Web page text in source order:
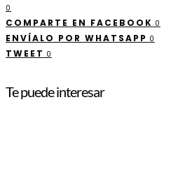
0
COMPARTE EN FACEBOOK 0
ENVÍALO POR WHATSAPP 0
TWEET 0
Te puede interesar